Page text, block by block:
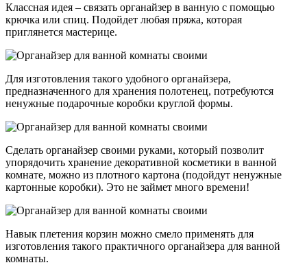
Классная идея – связать органайзер в ванную с помощью
крючка или спиц. Подойдет любая пряжа, которая
приглянется мастерице.
Для изготовления такого удобного органайзера,
предназначенного для хранения полотенец, потребуются
ненужные подарочные коробки круглой формы.
Сделать органайзер своими руками, который позволит
упорядочить хранение декоративной косметики в ванной
комнате, можно из плотного картона (подойдут ненужные
картонные коробки). Это не займет много времени!
Навык плетения корзин можно смело применять для
изготовления такого практичного органайзера для ванной
комнаты.